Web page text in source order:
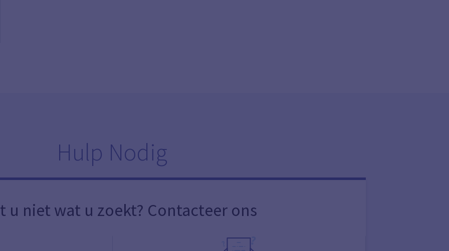
Hulp Nodig
u niet wat u zoekt? Contacteer ons